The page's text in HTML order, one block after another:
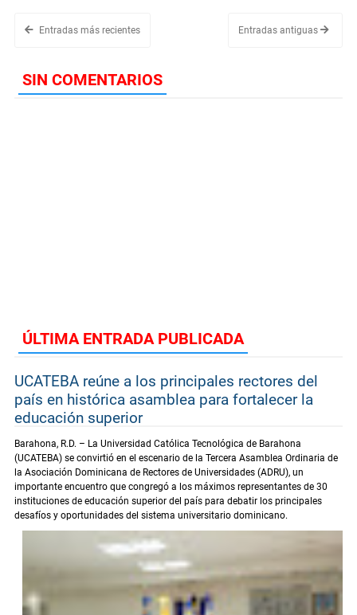
Entradas más recientes Entradas antiguas
SIN COMENTARIOS
ÚLTIMA ENTRADA PUBLICADA
UCATEBA reúne a los principales rectores del
país en histórica asamblea para fortalecer la
educación superior
Barahona, R.D. – La Universidad Católica Tecnológica de Barahona
(UCATEBA) se convirtió en el escenario de la Tercera Asamblea Ordinaria de
la Asociación Dominicana de Rectores de Universidades (ADRU), un
importante encuentro que congregó a los máximos representantes de 30
instituciones de educación superior del país para debatir los principales
desafíos y oportunidades del sistema universitario dominicano.